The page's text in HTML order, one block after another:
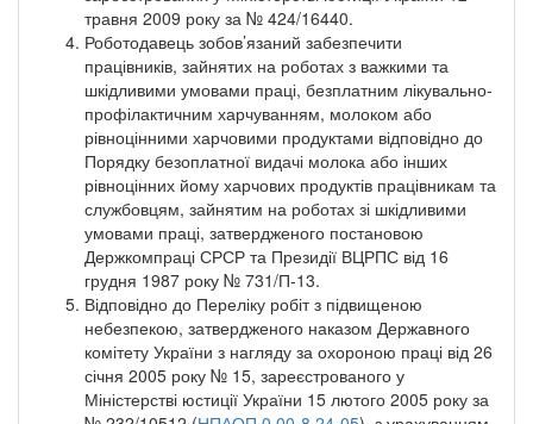
травня 2009 року за № 424/16440.
Роботодавець зобов’язаний забезпечити
працівників, зайнятих на роботах з важкими та
шкідливими умовами праці, безплатним лікувально-
профілактичним харчуванням, молоком або
рівноцінними харчовими продуктами відповідно до
Порядку безоплатної видачі молока або інших
рівноцінних йому харчових продуктів працівникам та
службовцям, зайнятим на роботах зі шкідливими
умовами праці, затвердженого постановою
Держкомпраці СРСР та Президії ВЦРПС від 16
грудня 1987 року № 731/П-13.
Відповідно до Переліку робіт з підвищеною
небезпекою, затвердженого наказом Державного
комітету України з нагляду за охороною праці від 26
січня 2005 року № 15, зареєстрованого у
Міністерстві юстиції України 15 лютого 2005 року за